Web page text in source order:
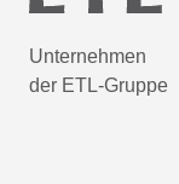
Unternehmen
der ETL-Gruppe